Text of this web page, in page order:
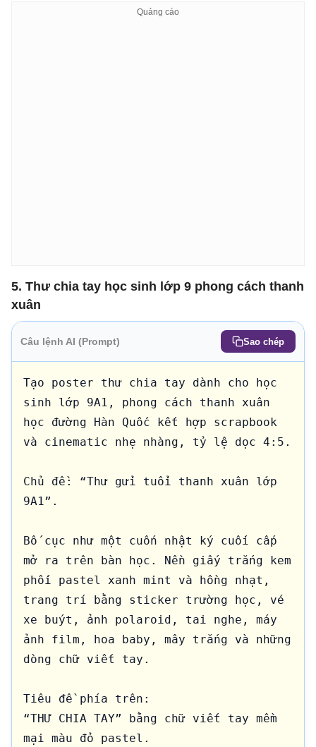
5. Thư chia tay học sinh lớp 9 phong cách thanh
xuân
Câu lệnh AI (Prompt) Sao chép
Tạo poster thư chia tay dành cho học
sinh lớp 9A1, phong cách thanh xuân
học đường Hàn Quốc kết hợp scrapbook
và cinematic nhẹ nhàng, tỷ lệ dọc 4:5.
Chủ đề: “Thư gửi tuổi thanh xuân lớp
9A1”.
Bố cục như một cuốn nhật ký cuối cấp
mở ra trên bàn học. Nền giấy trắng kem
phối pastel xanh mint và hồng nhạt,
trang trí bằng sticker trường học, vé
xe buýt, ảnh polaroid, tai nghe, máy
ảnh film, hoa baby, mây trắng và những
dòng chữ viết tay.
Tiêu đề phía trên:
“THƯ CHIA TAY” bằng chữ viết tay mềm
mại màu đỏ pastel.